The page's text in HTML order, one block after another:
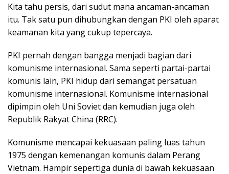
Kita tahu persis, dari sudut mana ancaman-ancaman
itu. Tak satu pun dihubungkan dengan PKI oleh aparat
keamanan kita yang cukup tepercaya.
PKI pernah dengan bangga menjadi bagian dari
komunisme internasional. Sama seperti partai-partai
komunis lain, PKI hidup dari semangat persatuan
komunisme internasional. Komunisme internasional
dipimpin oleh Uni Soviet dan kemudian juga oleh
Republik Rakyat China (RRC).
Komunisme mencapai kekuasaan paling luas tahun
1975 dengan kemenangan komunis dalam Perang
Vietnam. Hampir sepertiga dunia di bawah kekuasaan